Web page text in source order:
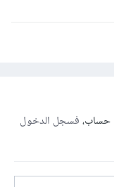
حساب،فسجل الدخول